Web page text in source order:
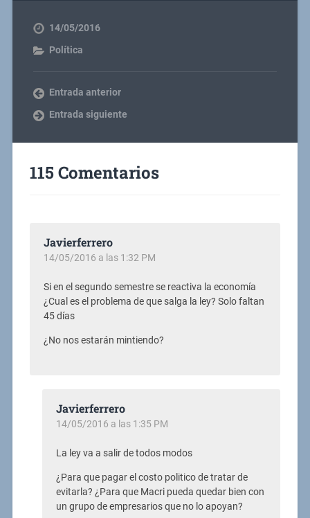
14/05/2016
Política
Entrada anterior
Entrada siguiente
115 Comentarios
Javierferrero
14/05/2016 a las 1:32 PM
Si en el segundo semestre se reactiva la economía
¿Cual es el problema de que salga la ley? Solo faltan
45 días
¿No nos estarán mintiendo?
Javierferrero
14/05/2016 a las 1:35 PM
La ley va a salir de todos modos
¿Para que pagar el costo politico de tratar de
evitarla? ¿Para que Macri pueda quedar bien con
un grupo de empresarios que no lo apoyan?